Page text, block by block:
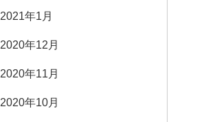
2021年1月
2020年12月
2020年11月
2020年10月